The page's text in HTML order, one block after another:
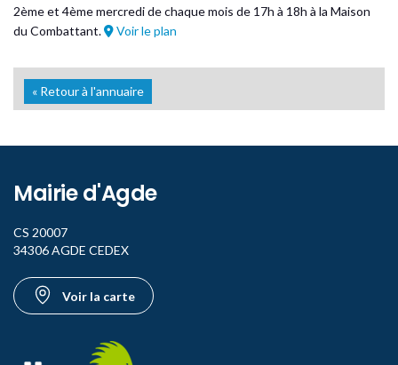
2ème et 4ème mercredi de chaque mois de 17h à 18h à la Maison
du Combattant.
Voir le plan
« Retour à l'annuaire
Mairie d'Agde
CS 20007
34306 AGDE CEDEX
Voir la carte